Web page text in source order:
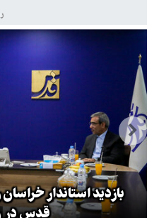
بازدید استاندار